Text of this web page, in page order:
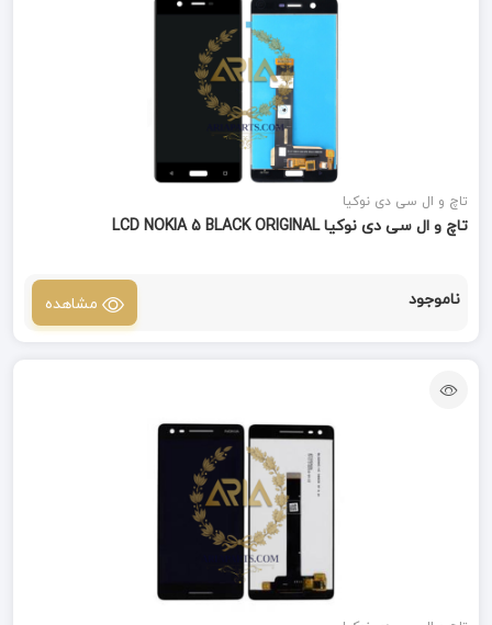
تاچ و ال سی دی نوکیا
تاچ و ال سی دی نوکیا LCD NOKIA 5 BLACK ORIGINAL
ناموجود مشاهده